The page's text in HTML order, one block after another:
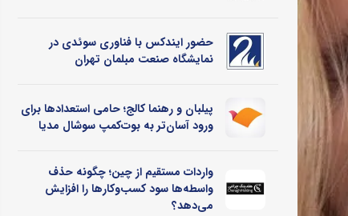
حضور ایندکس با فناوری سوئدی در
نمایشگاه صنعت مبلمان تهران
پیلبان و رهنما کالج؛ حامی استعدادها برای
ورود آسان‌تر به بوت‌کمپ سوشال مدیا
واردات مستقیم از چین؛ چگونه حذف
واسطه‌ها سود کسب‌وکارها را افزایش
می‌دهد؟